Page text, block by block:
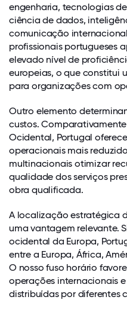
engenharia, tecnologias
ciência de dados,
comunicação
profissionais portugueses
elevado nível de
europeias, o que constitui
para organizações com
Outro elemento
custos.
Ocidental, Portugal
operacionais mais
multinacionais otimizar
qualidade dos serviços
obra qualificada.
A localização estratégica
uma vantagem relevante.
ocidental da Europa,
entre a Europa, África,
O nosso fuso horário
operações internacionais
distribuídas por diferentes